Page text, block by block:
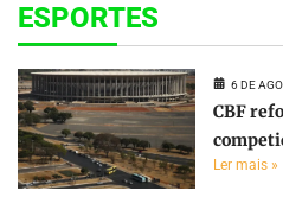
ESPORTES
6 DE
CBF
Ler mais »